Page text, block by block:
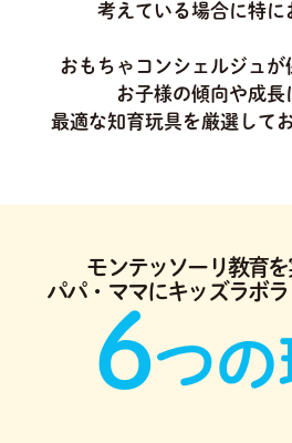
考えている場合に特に
おもちゃコンシェルジュが
お子様の傾向や成長
最適な知育玩具を厳選して
モンテッソーリ教育
パパ・ママにキッズラボ
6つの